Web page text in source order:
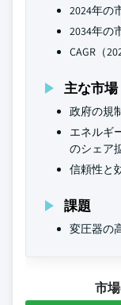
2024年の
2034年の
CAGR（
主な市
政府の規
エネルギ
のシェア
信頼性と
課題
変圧器の
市